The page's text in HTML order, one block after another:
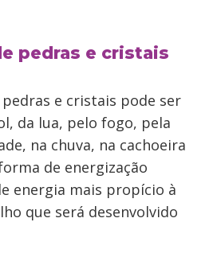
pedras e cristais
e cristais pode ser
da lua, pelo fogo, pela
na chuva, na cachoeira
de energização
energia mais propício à
que será desenvolvido